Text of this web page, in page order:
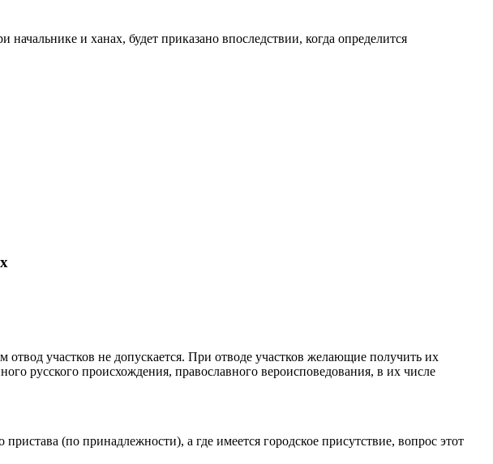
и ханах, будет приказано впоследствии, когда определится
участков не допускается. При отводе участков желающие получить их
русского происхождения, православного вероисповедования, в их числе
(по принадлежности), а где имеется городское присутствие, вопрос этот